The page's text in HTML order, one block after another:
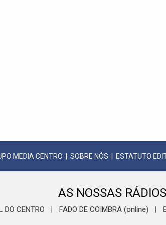
MEDIA CENTRO SOBRE NÓS ESTATUTO
AS NOSSAS RÁDIOS
DO CENTRO FADO DE COIMBRA (online)